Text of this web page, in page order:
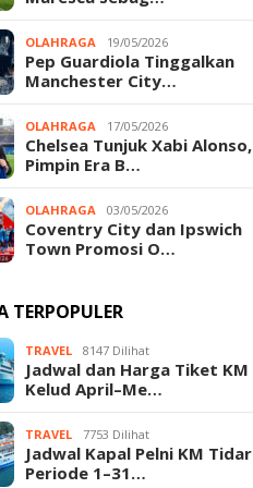
OLAHRAGA 19/05/2026
Pep Guardiola Tinggalkan
Manchester City…
OLAHRAGA 17/05/2026
Chelsea Tunjuk Xabi Alonso,
Pimpin Era B…
OLAHRAGA 03/05/2026
Coventry City dan Ipswich
Town Promosi O…
TERPOPULER
TRAVEL 8147 Dilihat
Jadwal dan Harga Tiket KM
Kelud April–Me…
TRAVEL 7753 Dilihat
Jadwal Kapal Pelni KM Tidar
Periode 1–31…